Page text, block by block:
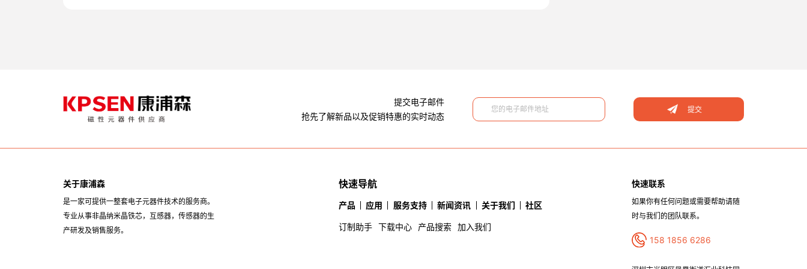
提交电子邮件
抢先了解新品以及促销特惠的实时动态
提交
关于康浦森
是一家可提供一整套电子元器件技术的服务商。
专业从事非晶纳米晶铁芯，互感器，传感器的生
产研发及销售服务。
快速导航
产品 应用 服务支持 新闻资讯 关于我们 社区
订制助手 下载中心 产品搜索 加入我们
快速联系
如果你有任何问题或需要帮助请随
时与我们的团队联系。
158 1856 6286